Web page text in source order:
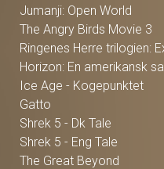
Jumanji: Open World
The Angry Birds Movie 3
Ringenes Herre trilogien:
Horizon: En amerikansk
Ice Age - Kogepunktet
Gatto
Shrek 5 - Dk Tale
Shrek 5 - Eng Tale
The Great Beyond